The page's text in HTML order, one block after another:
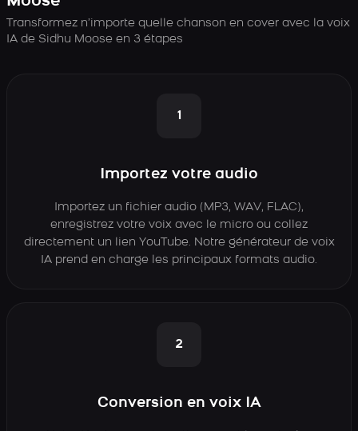
Transformez n’importe quelle chanson en cover avec la voix
IA de Sidhu Moose en 3 étapes
1
Importez votre audio
Importez un fichier audio (MP3, WAV, FLAC),
enregistrez votre voix avec le micro ou collez
directement un lien YouTube. Notre générateur de voix
IA prend en charge les principaux formats audio.
2
Conversion en voix IA